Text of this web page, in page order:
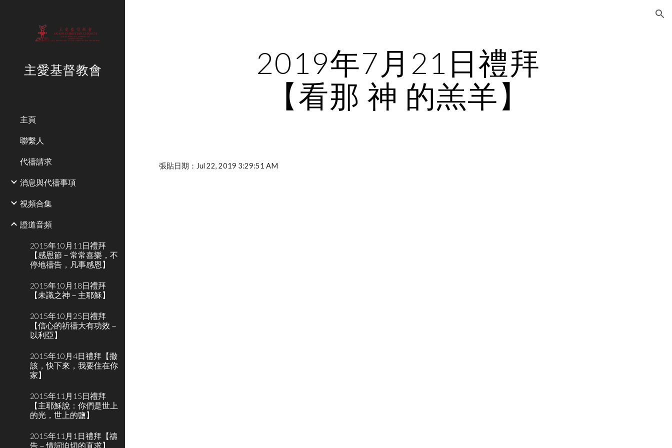
主愛基督教會
主頁
聯繫人
代禱請求
消息與代禱事項
視頻合集
證道音頻
2015年10月11日禮拜
【感恩節－常常喜樂，不
停地禱告，凡事感恩】
2015年10月18日禮拜
【未識之神－主耶穌】
2015年10月25日禮拜
【信心的祈禱大有功效－
以利亞】
2015年10月4日禮拜【撒
該，快下來，我要住在你
家】
2015年11月15日禮拜
【主耶穌說：你們是世上
的光，世上的鹽】
2015年11月1日禮拜【禱
告－情詞迫切的直求】
2019年7月21日禮拜
【看那 神 的羔羊】
張貼日期：Jul 22, 2019 3:29:51 AM